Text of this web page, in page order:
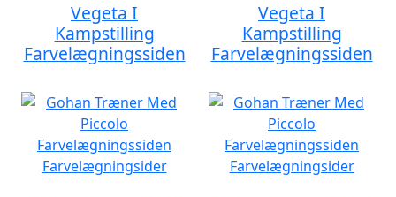
Vegeta I
Kampstilling
Farvelægningssiden
Vegeta I
Kampstilling
Farvelægningssiden